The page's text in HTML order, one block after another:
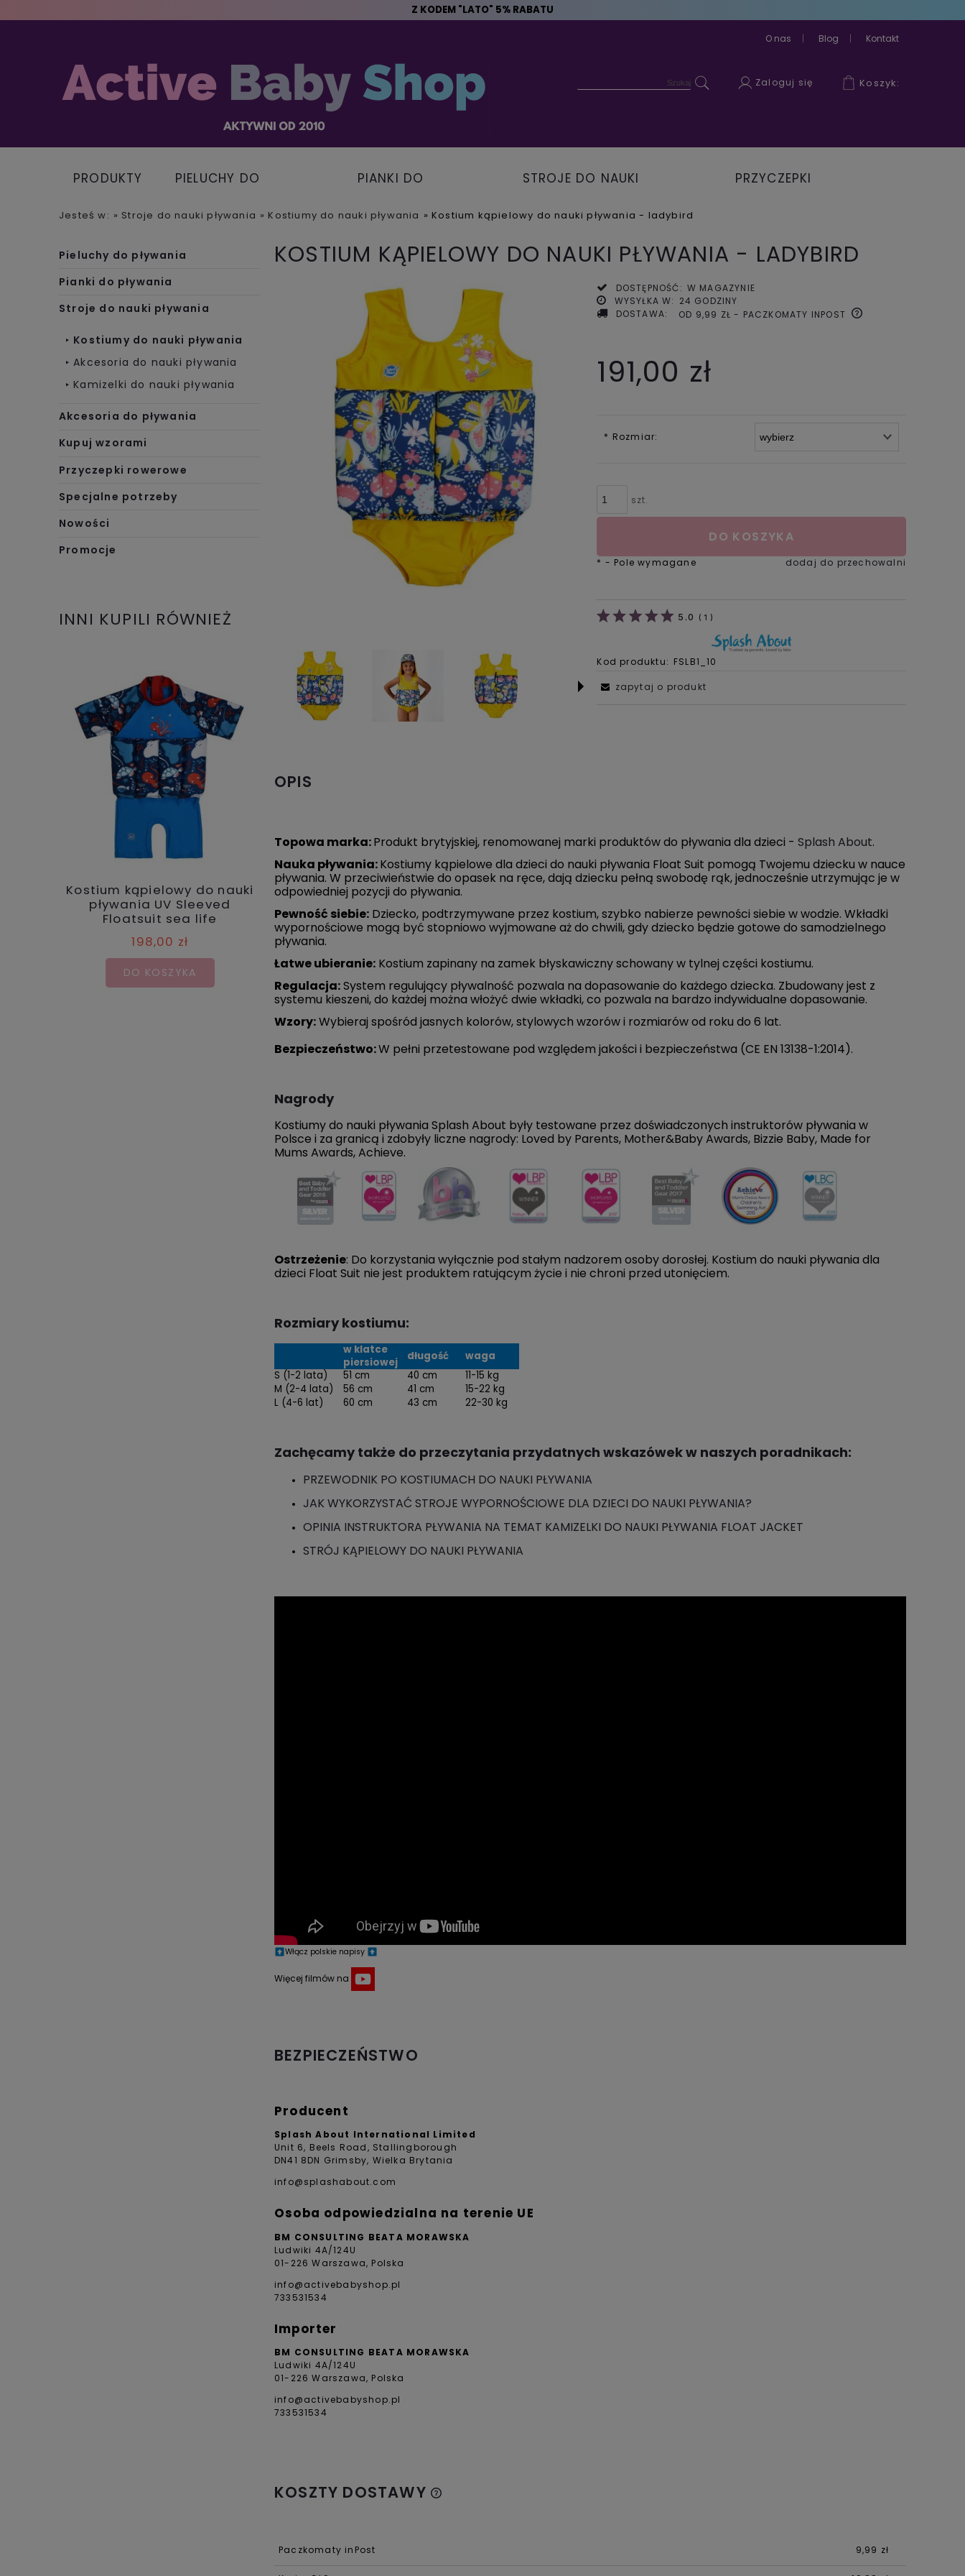
Z KODEM "LATO" 5% RABATU
O nas Blog Kontakt
Koszyk:
Zaloguj się
PRODUKTY
PIELUCHY DO
PIANKI DO
STROJE DO NAUKI
PRZYCZEPKI
Jesteś w: » Stroje do nauki pływania » Kostiumy do nauki pływania » Kostium kąpielowy do nauki pływania - ladybird
Pieluchy do pływania
Pianki do pływania
Stroje do nauki pływania
Kostiumy do nauki pływania
Akcesoria do nauki pływania
Kamizelki do nauki pływania
Akcesoria do pływania
Kupuj wzorami
Przyczepki rowerowe
Specjalne potrzeby
Nowości
Promocje
INNI KUPILI RÓWNIEŻ
Kostium kąpielowy do nauki
pływania UV Sleeved
Floatsuit sea life
198,00 zł
DO KOSZYKA
Neoprenowa pieluszka do
pływania Happy Nappy
Ukryty Skarb
Cena regularna:
87,00 zł
Najniższa cena:87,00 zł
KOSTIUM KĄPIELOWY DO NAUKI PŁYWANIA - LADYBIRD
DOSTĘPNOŚĆ: W MAGAZYNIE
WYSYŁKA W: 24 GODZINY
DOSTAWA:
OD 9,99 ZŁ - PACZKOMATY INPOST
191,00 zł
* Rozmiar:
szt.
DO KOSZYKA
dodaj do przechowalni
* - Pole wymagane
5.0 ( 1 )
Kod produktu: FSLB1_10
zapytaj o produkt
OPIS
Topowa marka:Produkt brytyjskiej, renomowanej marki produktów do pływania dla dzieci - Splash About.
Nauka pływania:Kostiumy kąpielowe dla dzieci do nauki pływania Float Suit pomogą Twojemu dziecku w nauce
pływania. W przeciwieństwie do opasek na ręce, dają dziecku pełną swobodę rąk, jednocześnie utrzymując je w
odpowiedniej pozycji do pływania.
Pewność siebie: Dziecko, podtrzymywane przez kostium, szybko nabierze pewności siebie w wodzie. Wkładki
wypornościowe mogą być stopniowo wyjmowane aż do chwili, gdy dziecko będzie gotowe do samodzielnego
pływania.
Łatwe ubieranie: Kostium zapinany na zamek błyskawiczny schowany w tylnej części kostiumu.
Regulacja:System regulujący pływalność pozwala na dopasowanie do każdego dziecka. Zbudowany jest z
systemu kieszeni, do każdej można włożyć dwie wkładki, co pozwala na bardzo indywidualne dopasowanie.
Wzory:Wybieraj spośród jasnych kolorów, stylowych wzorów i rozmiarów od roku do 6 lat.
Bezpieczeństwo:W pełni przetestowane pod względem jakości i bezpieczeństwa (CE EN 13138-1:2014).
Nagrody
Kostiumy do nauki pływania Splash About były testowane przez doświadczonych instruktorów pływania w
Polsce i za granicą i zdobyły liczne nagrody: Loved by Parents, Mother&Baby Awards, Bizzie Baby, Made for
Mums Awards, Achieve.
Ostrzeżenie: Do korzystania wyłącznie pod stałym nadzorem osoby dorosłej. Kostium do nauki pływania dla
dzieci Float Suit nie jest produktem ratującym życie i nie chroni przed utonięciem.
Rozmiary kostiumu:
w klatce
piersiowej
długość
waga
S (1-2 lata)
51 cm 40 cm
11-15 kg
M (2-4 lata)
56 cm 41 cm
15-22 kg
L (4-6 lat)
60 cm 43 cm 22-30 kg
Zachęcamy także do przeczytania przydatnych wskazówek w naszych poradnikach:
PRZEWODNIK PO KOSTIUMACH DO NAUKI PŁYWANIA
JAK WYKORZYSTAĆ STROJE WYPORNOŚCIOWE DLA DZIECI DO NAUKI PŁYWANIA?
OPINIA INSTRUKTORA PŁYWANIA NA TEMAT KAMIZELKI DO NAUKI PŁYWANIA FLOAT JACKET
STRÓJ KĄPIELOWY DO NAUKI PŁYWANIA
Włącz polskie napisy
Więcej filmów na
BEZPIECZEŃSTWO
Producent
Splash About International Limited
Unit 6, Beels Road, Stallingborough
DN41 8DN Grimsby, Wielka Brytania
info@splashabout.com
Osoba odpowiedzialna na terenie UE
BM CONSULTING BEATA MORAWSKA
Ludwiki 4A/124U
01-226 Warszawa, Polska
info@activebabyshop.pl
733531534
Importer
BM CONSULTING BEATA MORAWSKA
Ludwiki 4A/124U
01-226 Warszawa, Polska
info@activebabyshop.pl
733531534
KOSZTY DOSTAWY
Paczkomaty inPost 9,99 zł